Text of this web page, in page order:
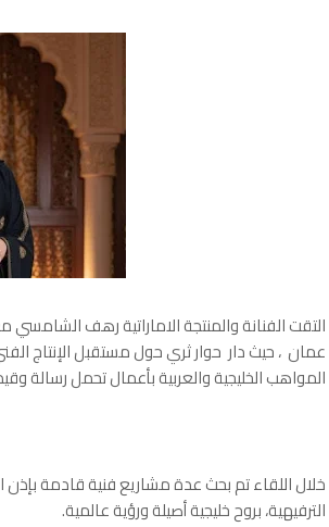
التقت الفنانة والمنتجة الاماراتية رهف
عمان ، حيث دار حوار ثري حول مستقبل الإنتاج
المواهب الخليجية والعربية بأعمال تحمل رسالة
خلال اللقاء تم بحث عدة مشاريع فنية قادمة بإذن
الترفيهية، بروح خليجية أصيلة ورؤية عالمية.